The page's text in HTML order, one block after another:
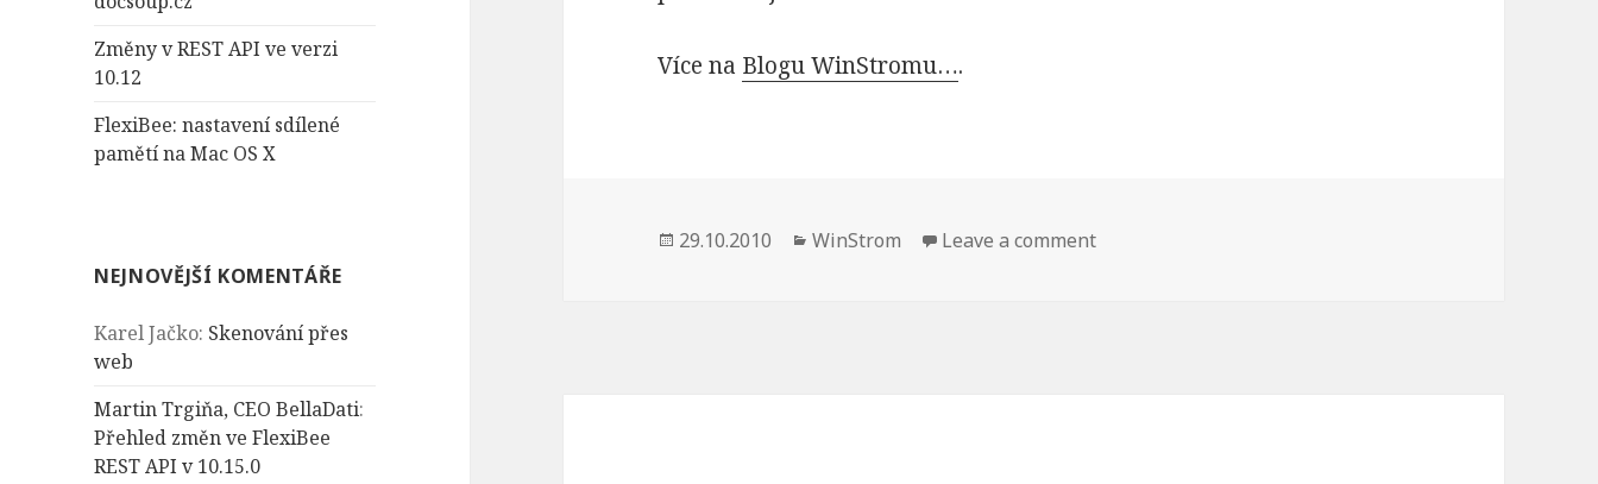
Změny v REST API ve verzi
10.12
FlexiBee: nastavení sdílené
pamětí na Mac OS X
NEJNOVĚJŠÍ KOMENTÁŘE
Karel Jačko: Skenování přes
web
Martin Trgiňa, CEO BellaDati:
Přehled změn ve FlexiBee
REST API v 10.15.0
Více na Blogu WinStromu….
Publikováno:
29.10.2010 Rubriky:
WinStrom Leave a comment